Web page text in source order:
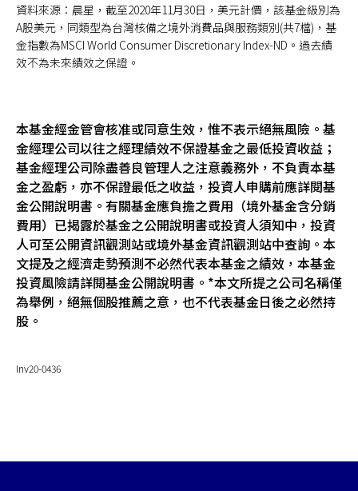
資料來源：晨星，截至2020年11月30日，美元計價，該基金級別為
A股美元，同類型為台灣核備之境外消費品與服務類別(共7檔)，基
金指數為MSCI World Consumer Discretionary Index-ND。過去績
效不為未來績效之保證。
本基金經金管會核准或同意生效，惟不表示絕無風險。基
金經理公司以往之經理績效不保證基金之最低投資收益；
基金經理公司除盡善良管理人之注意義務外，不負責本基
金之盈虧，亦不保證最低之收益，投資人申購前應詳閱基
金公開說明書。有關基金應負擔之費用（境外基金含分銷
費用）已揭露於基金之公開說明書或投資人須知中，投資
人可至公開資訊觀測站或境外基金資訊觀測站中查詢。本
文提及之經濟走勢預測不必然代表本基金之績效，本基金
投資風險請詳閱基金公開說明書。*本文所提之公司名稱僅
為舉例，絕無個股推薦之意，也不代表基金日後之必然持
股。
Inv20-0436